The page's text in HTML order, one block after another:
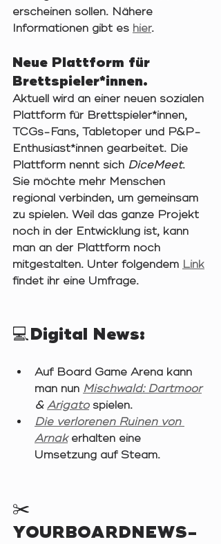
erscheinen sollen. Nähere
Informationen gibt es hier.
Neue Plattform für
Brettspieler*innen.
Aktuell wird an einer neuen sozialen
Plattform für Brettspieler*innen,
TCGs-Fans, Tabletoper und P&P-
Enthusiast*innen gearbeitet. Die
Plattform nennt sich DiceMeet.
Sie möchte mehr Menschen
regional verbinden, um gemeinsam
zu spielen. Weil das ganze Projekt
noch in der Entwicklung ist, kann
man an der Plattform noch
mitgestalten. Unter folgendem Link
findet ihr eine Umfrage.
💻Digital News:
Auf Board Game Arena kann
man nun Mischwald: Dartmoor
& Arigato spielen.
Die verlorenen Ruinen von
Arnak erhalten eine
Umsetzung auf Steam.
✂️
YOURBOARDNEWS-